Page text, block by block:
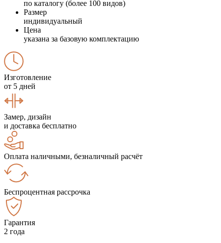
по каталогу (более 100 видов)
Размер
индивидуальный
Цена
указана за базовую комплектацию
Изготовление
от 5 дней
Замер, дизайн
и доставка бесплатно
Оплата наличными, безналичный расчёт
Беспроцентная рассрочка
Гарантия
2 года